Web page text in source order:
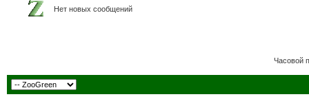
Нет новых сообщений
Часовой